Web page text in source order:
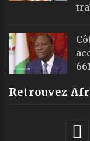
Retrouvez